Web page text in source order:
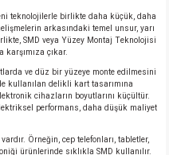
teknolojilerle birlikte daha küçük, daha
arkasındaki temel unsur, yarı
SMD veya Yüzey Montaj Teknolojisi
çıkar.
ve düz bir yüzeye monte edilmesini
kullanılan delikli kart tasarımına
cihazların boyutlarını küçültür.
performans, daha düşük maliyet
Örneğin, cep telefonları, tabletler,
ürünlerinde sıklıkla SMD kullanılır.